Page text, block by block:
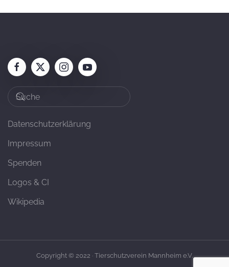
Datenschutzerklärung
Impressum
Spenden
Logos & CI
Wikipedia
Copyright © 2022 · Tierschutzverein Mannheim e.V.